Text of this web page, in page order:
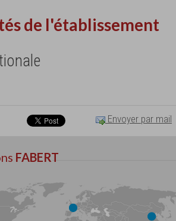
de l'établissement
Envoyer par mail
FABERT